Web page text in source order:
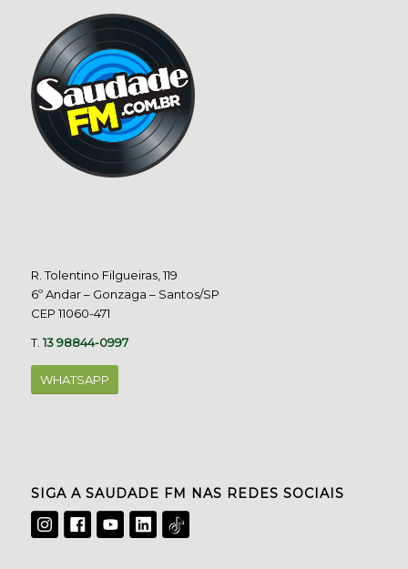
R. Tolentino Filgueiras, 119
6º Andar – Gonzaga – Santos/SP
CEP 11060-471
T.13 98844-0997
WHATSAPP
SIGA A SAUDADE FM NAS REDES SOCIAIS